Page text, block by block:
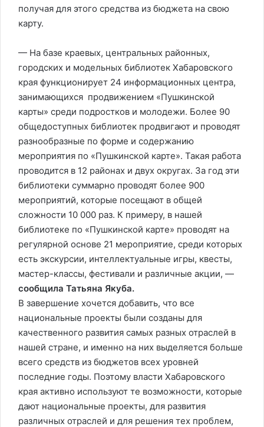
получая для этого средства из бюджета на свою
карту.
— На базе краевых, центральных районных,
городских и модельных библиотек Хабаровского
края функционирует 24 информационных центра,
занимающихся продвижением «Пушкинской
карты» среди подростков и молодежи. Более 90
общедоступных библиотек продвигают и проводят
разнообразные по форме и содержанию
мероприятия по «Пушкинской карте». Такая работа
проводится в 12 районах и двух округах. За год эти
библиотеки суммарно проводят более 900
мероприятий, которые посещают в общей
сложности 10 000 раз. К примеру, в нашей
библиотеке по «Пушкинской карте» проводят на
регулярной основе 21 мероприятие, среди которых
есть экскурсии, интеллектуальные игры, квесты,
мастер-классы, фестивали и различные акции, —
сообщила Татьяна Якуба.
В завершение хочется добавить, что все
национальные проекты были созданы для
качественного развития самых разных отраслей в
нашей стране, и именно на них выделяется больше
всего средств из бюджетов всех уровней
последние годы. Поэтому власти Хабаровского
края активно используют те возможности, которые
дают национальные проекты, для развития
различных отраслей и для решения тех проблем,